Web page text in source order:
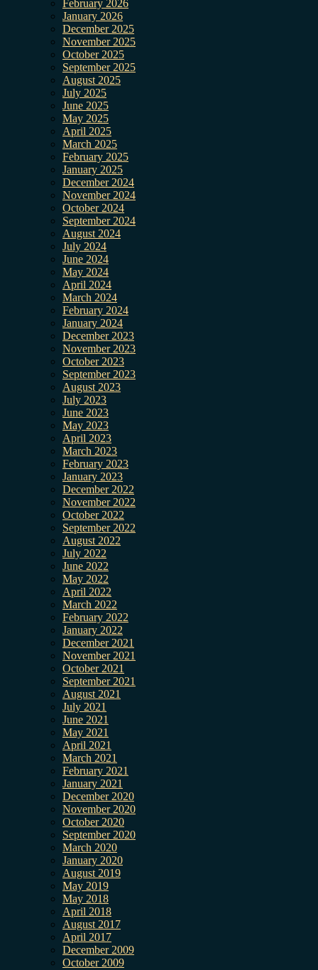
February 2026
January 2026
December 2025
November 2025
October 2025
September 2025
August 2025
July 2025
June 2025
May 2025
April 2025
March 2025
February 2025
January 2025
December 2024
November 2024
October 2024
September 2024
August 2024
July 2024
June 2024
May 2024
April 2024
March 2024
February 2024
January 2024
December 2023
November 2023
October 2023
September 2023
August 2023
July 2023
June 2023
May 2023
April 2023
March 2023
February 2023
January 2023
December 2022
November 2022
October 2022
September 2022
August 2022
July 2022
June 2022
May 2022
April 2022
March 2022
February 2022
January 2022
December 2021
November 2021
October 2021
September 2021
August 2021
July 2021
June 2021
May 2021
April 2021
March 2021
February 2021
January 2021
December 2020
November 2020
October 2020
September 2020
March 2020
January 2020
August 2019
May 2019
May 2018
April 2018
August 2017
April 2017
December 2009
October 2009